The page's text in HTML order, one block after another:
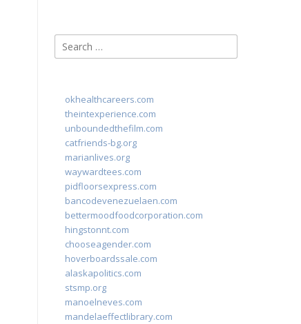
Search
for:
okhealthcareers.com
theintexperience.com
unboundedthefilm.com
catfriends-bg.org
marianlives.org
waywardtees.com
pidfloorsexpress.com
bancodevenezuelaen.com
bettermoodfoodcorporation.com
hingstonnt.com
chooseagender.com
hoverboardssale.com
alaskapolitics.com
stsmp.org
manoelneves.com
mandelaeffectlibrary.com